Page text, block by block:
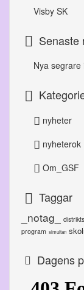
Visby SK
Senaste
Nya segrare
nyheter
nyheterok
Om_GSF
Taggar
_notag_
program simultan
Dagens